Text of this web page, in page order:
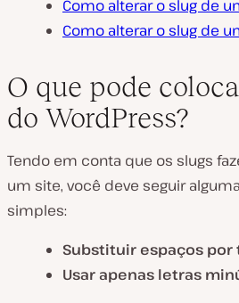
Como alterar o slug de
Como alterar o slug de
O que pode
do WordPress?
Tendo em conta que os slugs
um site, você deve seguir
simples:
Substituir espaços por
Usar apenas letras